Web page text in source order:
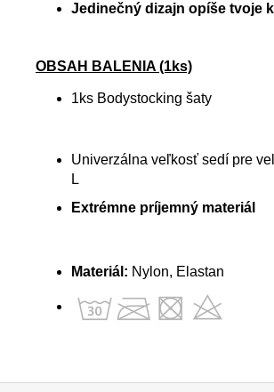
Jedinečný dizajn opíše tvoje
OBSAH BALENIA (1ks)
1ks Bodystocking šaty
Univerzálna veľkosť sedí pre
L
Extrémne príjemný materiál
Materiál: Nylon, Elastan